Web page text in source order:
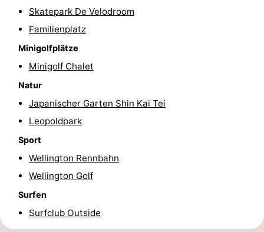
Radfahren
Reiten
Surfen
Essen
und
trinken
Veranstaltungen
Praktisch
Forum
Route
Skatepark De Velodroom
Familienplatz
Minigolfplätze
Minigolf Chalet
Natur
Japanischer Garten Shin Kai Tei
Leopoldpark
Sport
Wellington Rennbahn
Wellington Golf
Surfen
Surfclub Outside